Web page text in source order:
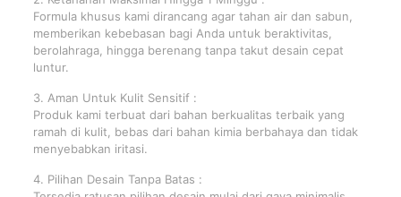
Formula khusus kami dirancang agar tahan air dan sabun,
memberikan kebebasan bagi Anda untuk beraktivitas,
berolahraga, hingga berenang tanpa takut desain cepat
luntur.
3. Aman Untuk Kulit Sensitif :
Produk kami terbuat dari bahan berkualitas terbaik yang
ramah di kulit, bebas dari bahan kimia berbahaya dan tidak
menyebabkan iritasi.
4. Pilihan Desain Tanpa Batas :